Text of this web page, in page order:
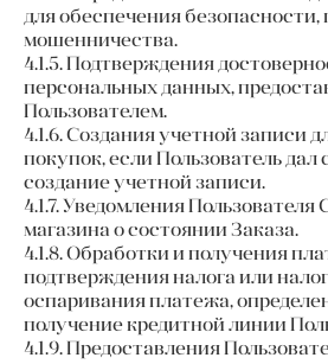
для обеспечения
мошенничества.
4.1.5. Подтверждения
персональных данных,
Пользователем.
4.1.6. Создания учетной записи
покупок, если Пользователь дал
создание учетной записи.
4.1.7. Уведомления
магазина о состоянии Заказа.
4.1.8. Обработки и получения
подтверждения налога или
оспаривания платежа,
получение кредитной линии
4.1.9. Предоставления